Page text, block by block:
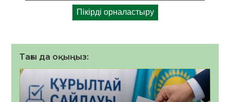
Тағы да оқыңыз: